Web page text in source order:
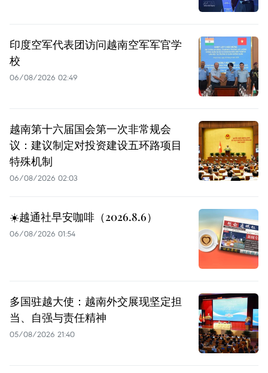
印度空军代表团访问越南空军军官学
校
06/08/2026 02:49
越南第十六届国会第一次非常规会
议：建议制定对投资建设五环路项目
特殊机制
06/08/2026 02:03
☀️越通社早安咖啡（2026.8.6）
06/08/2026 01:54
多国驻越大使：越南外交展现坚定担
当、自强与责任精神
05/08/2026 21:40